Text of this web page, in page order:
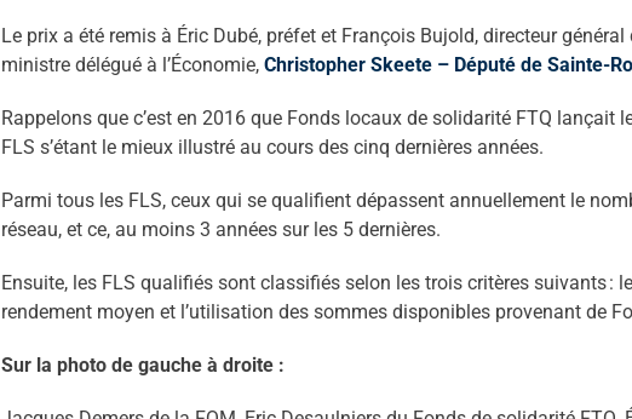
Le prix a été remis à Éric Dubé, préfet et François Bujold, directeur
ministre délégué à l’Économie, Christopher Skeete – Député de Sainte-
Rappelons que c’est en 2016 que Fonds locaux de solidarité FTQ lançait
FLS s’étant le mieux illustré au cours des cinq dernières années.
Parmi tous les FLS, ceux qui se qualifient dépassent annuellement le
réseau, et ce, au moins 3 années sur les 5 dernières.
Ensuite, les FLS qualifiés sont classifiés selon les trois critères suivants :
rendement moyen et l’utilisation des sommes disponibles provenant de
Sur la photo de gauche à droite :